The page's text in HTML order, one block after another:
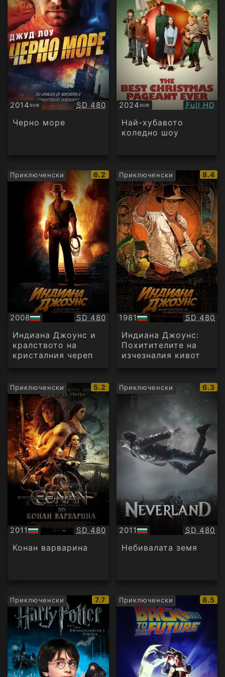
2014SUB
Субтитри Качество:
SD 480
Черно море
2024SUB
Субтитри Full HD
Най-хубавото
коледно шоу
Приключенски
IMDb
рейтинг:
6.2
2008
БГ
аудио
Качество:
SD 480
Индиана Джоунс и
кралството на
кристалния череп
Приключенски
IMDb
8.4
1981
БГ
аудио
SD 480
Индиана Джоунс:
Похитителите на
изчезналия кивот
Приключенски
IMDb
рейтинг:
5.2
2011
БГ
аудио
Качество:
SD 480
Конан варварина
Приключенски
IMDb
6.3
2011
БГ
аудио
SD 480
Небивалата земя
Приключенски
IMDb
рейтинг:
7.7 Приключенски
IMDb
8.5